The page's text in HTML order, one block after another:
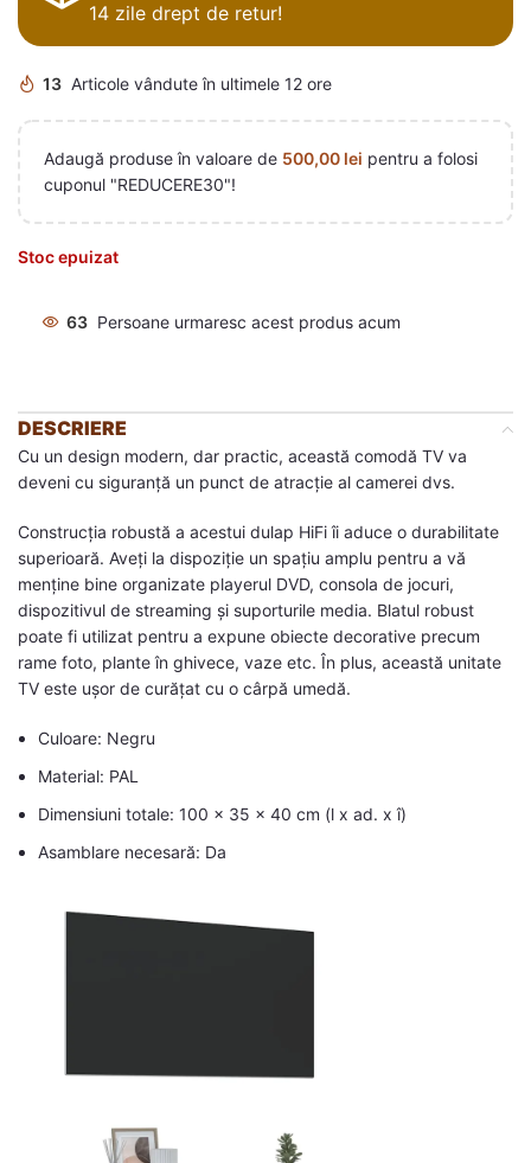
14 zile drept de retur!
13 Articole vândute în ultimele 12 ore
Adaugă produse în valoare de 500,00 lei pentru a folosi
cuponul "REDUCERE30"!
Stoc epuizat
63 Persoane urmaresc acest produs acum
DESCRIERE
Cu un design modern, dar practic, această comodă TV va
deveni cu siguranță un punct de atracție al camerei dvs.
Construcția robustă a acestui dulap HiFi îi aduce o durabilitate
superioară. Aveți la dispoziție un spațiu amplu pentru a vă
menține bine organizate playerul DVD, consola de jocuri,
dispozitivul de streaming și suporturile media. Blatul robust
poate fi utilizat pentru a expune obiecte decorative precum
rame foto, plante în ghivece, vaze etc. În plus, această unitate
TV este ușor de curățat cu o cârpă umedă.
Culoare: Negru
Material: PAL
Dimensiuni totale: 100 x 35 x 40 cm (l x ad. x î)
Asamblare necesară: Da